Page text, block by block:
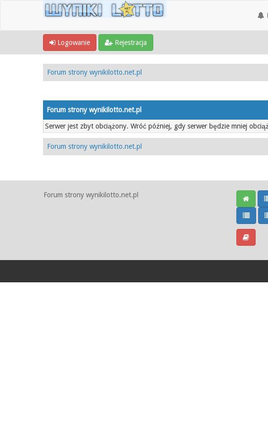
Logowanie Rejestracja
Forum strony wynikilotto.net.pl
Forum strony wynikilotto.net.pl
Serwer jest zbyt obciążony. Wróć później, gdy serwer będzie mniej
Forum strony wynikilotto.net.pl
Forum strony wynikilotto.net.pl